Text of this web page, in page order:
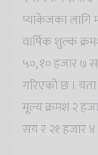
प्याकेजका लागि
वार्षिक शुल्क
५०, १० हजार ७
गरिएको छ ।
मूल्य क्रमश २
सय र २१ हजार